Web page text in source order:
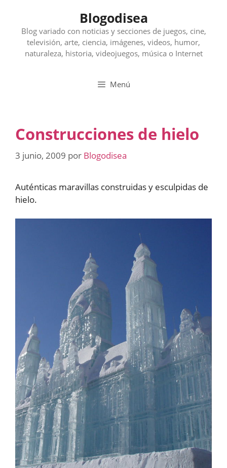
contenido
Blogodisea
Blog variado con noticias y secciones de juegos, cine,
televisión, arte, ciencia, imágenes, videos, humor,
naturaleza, historia, videojuegos, música o Internet
Menú
Construcciones de hielo
3 junio, 2009 por Blogodisea
Auténticas maravillas construidas y esculpidas de
hielo.